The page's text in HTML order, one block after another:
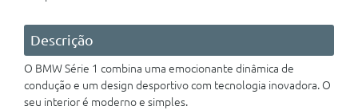
Descrição
O BMW Série 1 combina uma emocionante dinâmica de
condução e um design desportivo com tecnologia inovadora. O
seu interior é moderno e simples.